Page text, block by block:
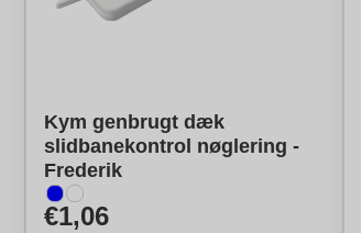
Kym genbrugt dæk
slidbanekontrol nøglering -
Frederik
€1,06